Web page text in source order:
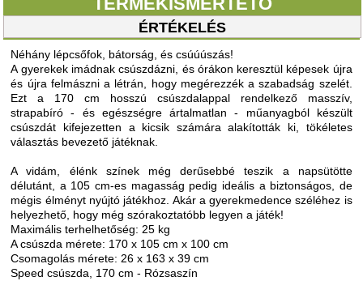
ÉRTÉKELÉS
Néhány lépcsőfok, bátorság, és csúúúszás!
A gyerekek imádnak csúszdázni, és órákon keresztül képesek újra
és újra felmászni a létrán, hogy megérezzék a szabadság szelét.
Ezt a 170 cm hosszú csúszdalappal rendelkező masszív,
strapabíró - és egészségre ártalmatlan - műanyagból készült
csúszdát kifejezetten a kicsik számára alakították ki, tökéletes
választás bevezető játéknak.
A vidám, élénk színek még derűsebbé teszik a napsütötte
délutánt, a 105 cm-es magasság pedig ideális a biztonságos, de
mégis élményt nyújtó játékhoz. Akár a gyerekmedence széléhez is
helyezhető, hogy még szórakoztatóbb legyen a játék!
Maximális terhelhetőség: 25 kg
A csúszda mérete: 170 x 105 cm x 100 cm
Csomagolás mérete: 26 x 163 x 39 cm
Speed csúszda, 170 cm - Rózsaszín